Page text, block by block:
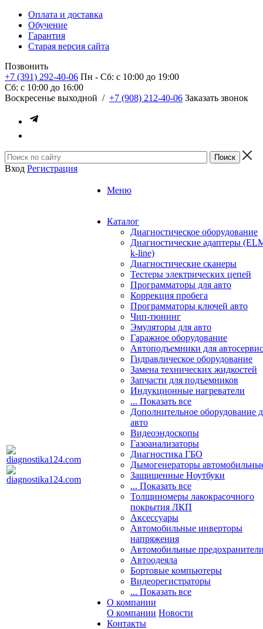
Оплата и доставка
Обучение
Гарантия
Старая версия сайта
Позвонить
+7 (391) 292-40-06 Пн - Сб: c 10:00 до 19:00
Сб: c 10:00 до 16:00
​Воскресенье выходной / +7 (908) 212-40-06 Заказать звонок
Вход Регистрация
Меню
Каталог
Диагностическое оборудование
Диагностические адаптеры
k-line)
Диагностические сканеры
Тестеры электрических цепей
Программаторы для авто
Коррекция пробега
Программаторы ключей авто
Чип-тюнинг
Эмуляторы для авто
Гаражное оборудование
Автоподъемники для
Гидравлическое оборудование
Замена технических жидкостей
Запчасти для подъемников
Индукционные нагреватели
... Показать все
Дополнительное оборудование
авто
Видеоэндоскопы
Газоанализаторы
Диагностика ГБО
Дымогенераторы
Защищенные Ноутбуки
... Показать все
Толщиномеры лакокрасочного
покрытия ЛКП
Аксессуары
Автомобильные инверторы
напряжения
Автомобильные
Автоодеяла
Бортовые компьютеры
Видеорегистраторы
... Показать все
О компании
О компании Новости
Контакты